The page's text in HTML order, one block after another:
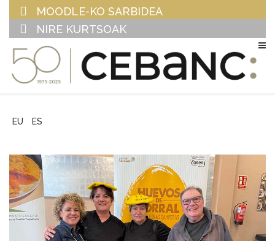
MOODLE-KO SARBIDEA
NIRE KURTSOAK
EU ES